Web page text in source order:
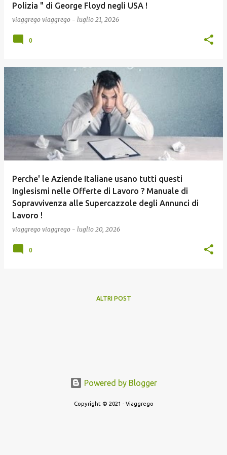
Polizia " di George Floyd negli USA !
viaggrego viaggrego - luglio 21, 2026
0
Perche' le Aziende Italiane usano tutti questi
Inglesismi nelle Offerte di Lavoro ? Manuale di
Sopravvivenza alle Supercazzole degli Annunci di
Lavoro !
viaggrego viaggrego - luglio 20, 2026
0
ALTRI POST
Powered by Blogger
Copyright © 2021 - Viaggrego